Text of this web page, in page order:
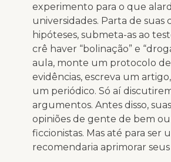
experimento para o que
universidades. Parta de suas
hipóteses, submeta-as ao
crê haver “bolinação” e
aula, monte um protocolo
evidências, escreva um
um periódico. Só aí
argumentos. Antes disso,
opiniões de gente de bem ou
ficcionistas. Mas até para ser
recomendaria aprimorar